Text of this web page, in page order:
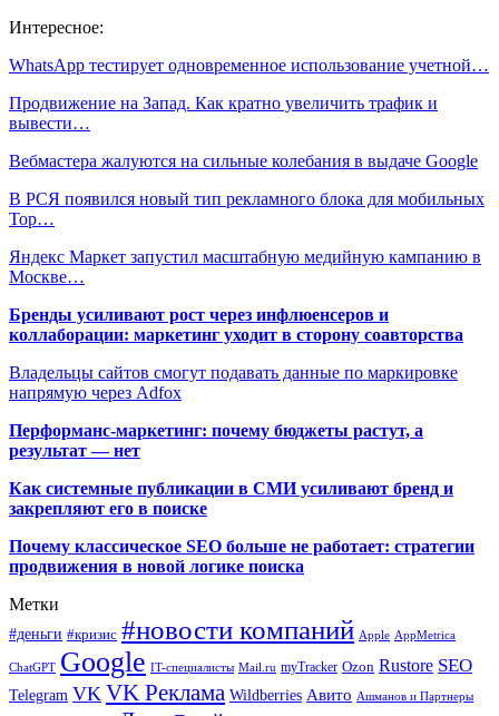
Интересное:
WhatsApp тестирует одновременное использование учетной…
Продвижение на Запад. Как кратно увеличить трафик и
вывести…
Вебмастера жалуются на сильные колебания в выдаче Google
В РСЯ появился новый тип рекламного блока для мобильных
Top…
Яндекс Маркет запустил масштабную медийную кампанию в
Москве…
Бренды усиливают рост через инфлюенсеров и
коллаборации: маркетинг уходит в сторону соавторства
Владельцы сайтов смогут подавать данные по маркировке
напрямую через Adfox
Перформанс-маркетинг: почему бюджеты растут, а
результат — нет
Как системные публикации в СМИ усиливают бренд и
закрепляют его в поиске
Почему классическое SEO больше не работает: стратегии
продвижения в новой логике поиска
Метки
#деньги #кризис #новости компаний Apple AppMetrica
ChatGPT Google IT-специалисты Mail.ru myTracker Ozon Rustore SEO
Telegram VK VK Реклама Wildberries Авито Ашманов и Партнеры